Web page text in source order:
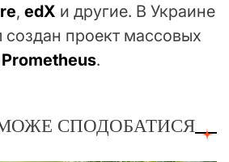
, edX и другие. В Украине
создан проект массовых
Prometheus.
СПОДОБАТИСЯ